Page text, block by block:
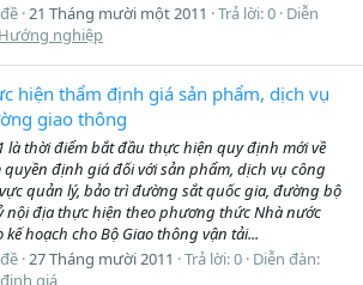
21 Tháng mười một 2011 Trả lời: 0 Diễn
nghiệp
hiện thẩm định giá sản phẩm, dịch vụ
giao thông
là thời điểm bắt đầu thực hiện quy định mới về
quyền định giá đối với sản phẩm, dịch vụ công
quản lý, bảo trì đường sắt quốc gia, đường bộ
nội địa thực hiện theo phương thức Nhà nước
hoạch cho Bộ Giao thông vận tải...
27 Tháng mười 2011 Trả lời: 0 Diễn đàn:
giá